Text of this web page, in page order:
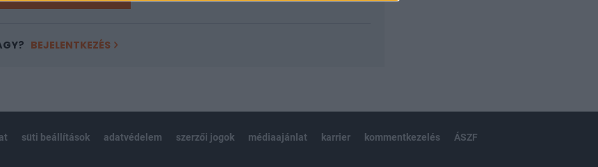
BEJELENTKEZÉS
süti beállítások adatvédelem szerzői jogok médiaajánlat karrier kommentkezelés ÁSZF